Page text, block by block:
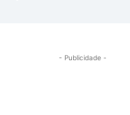
- Publicidade -